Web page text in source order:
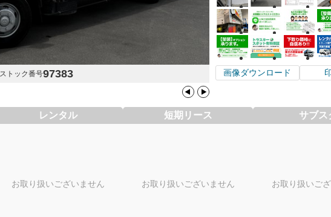
ストック番号97383 画像ダウンロード
レンタル
お取り扱いございません
短期リース
お取り扱いございません
サブス
お取り扱いご